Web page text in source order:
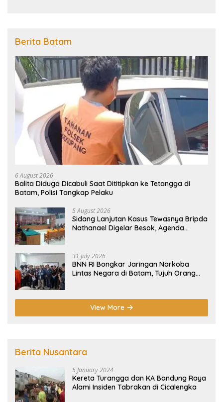
Berita Batam
6 August 2026
Balita Diduga Dicabuli Saat Dititipkan ke Tetangga di
Batam, Polisi Tangkap Pelaku
5 August 2026
Sidang Lanjutan Kasus Tewasnya Bripda
Nathanael Digelar Besok, Agenda
31 July 2026
BNN RI Bongkar Jaringan Narkoba
Lintas Negara di Batam, Tujuh Orang
View More
Berita Nusantara
5 January 2024
Kereta Turangga dan KA Bandung Raya
Alami Insiden Tabrakan di Cicalengka